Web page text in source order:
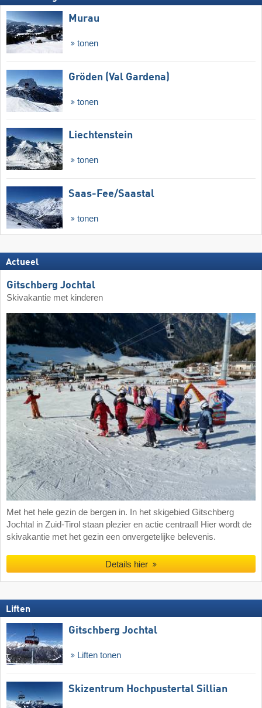
Murau
tonen
Gröden (Val Gardena)
tonen
Liechtenstein
tonen
Saas-Fee/​Saastal
tonen
Actueel
Gitschberg Jochtal
Skivakantie met kinderen
Met het hele gezin de bergen in. In het skigebied Gitschberg
Jochtal in Zuid-Tirol staan plezier en actie centraal! Hier wordt de
skivakantie met het gezin een onvergetelijke belevenis.
Details hier
Liften
Gitschberg Jochtal
Liften tonen
Skizentrum Hochpustertal Sillian